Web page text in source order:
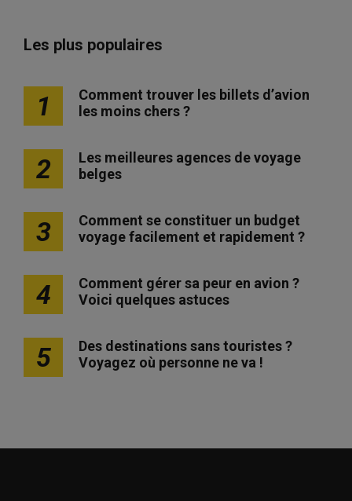
Les plus populaires
1
Comment trouver les billets d’avion
les moins chers ?
2
Les meilleures agences de voyage
belges
3
Comment se constituer un budget
voyage facilement et rapidement ?
4
Comment gérer sa peur en avion ?
Voici quelques astuces
5
Des destinations sans touristes ?
Voyagez où personne ne va !